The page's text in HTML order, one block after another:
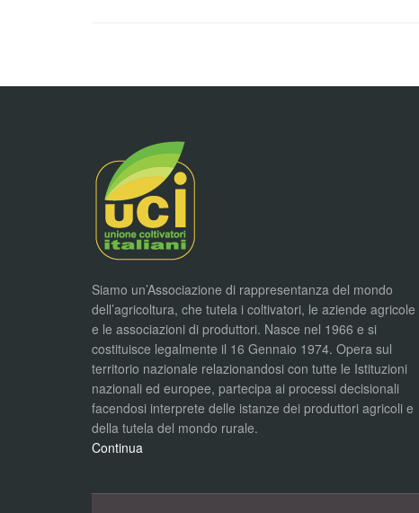
Siamo un’Associazione di rappresentanza del mondo
dell’agricoltura, che tutela i coltivatori, le aziende agricole
e le associazioni di produttori. Nasce nel 1966 e si
costituisce legalmente il 16 Gennaio 1974. Opera sul
territorio nazionale relazionandosi con tutte le Istituzioni
nazionali ed europee, partecipa ai processi decisionali
facendosi interprete delle istanze dei produttori agricoli e
della tutela del mondo rurale.
Continua